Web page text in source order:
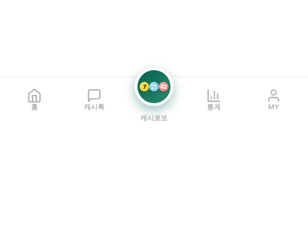
홈 캐시톡
7 21 42
캐시로또
통계 MY